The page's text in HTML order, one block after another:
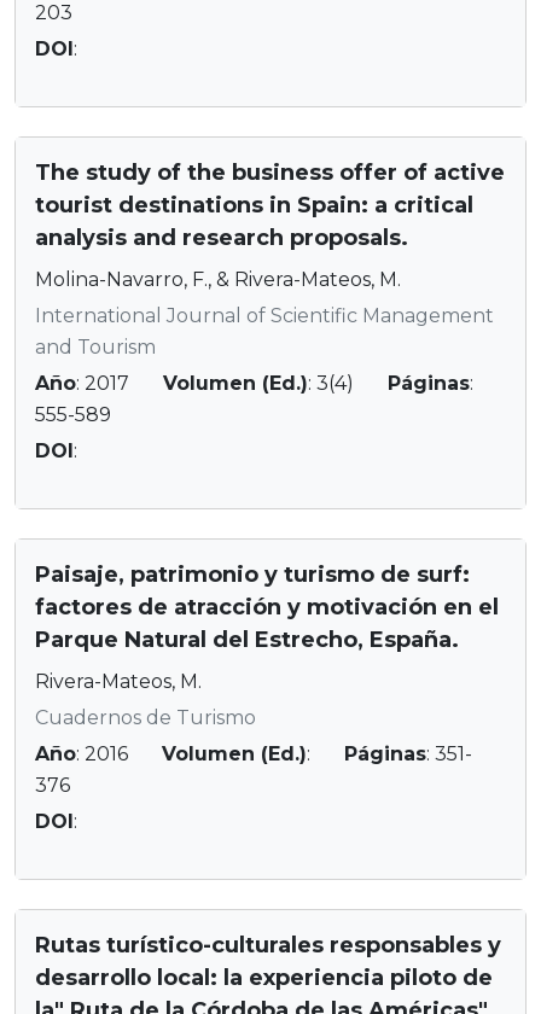
203
DOI:
The study of the business offer of active
tourist destinations in Spain: a critical
analysis and research proposals.
Molina-Navarro, F., & Rivera-Mateos, M.
International Journal of Scientific Management
and Tourism
Año: 2017 Volumen (Ed.): 3(4) Páginas:
555-589
DOI:
Paisaje, patrimonio y turismo de surf:
factores de atracción y motivación en el
Parque Natural del Estrecho, España.
Rivera-Mateos, M.
Cuadernos de Turismo
Año: 2016 Volumen (Ed.): Páginas: 351-
376
DOI:
Rutas turístico-culturales responsables y
desarrollo local: la experiencia piloto de